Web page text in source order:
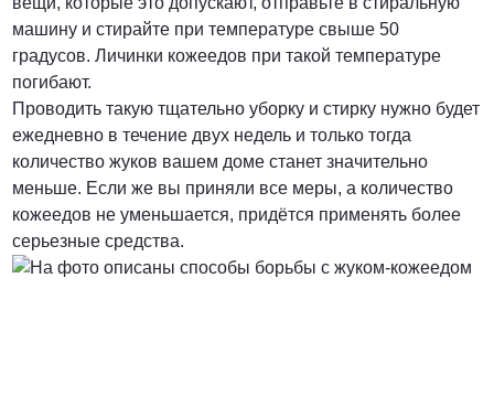
машину и стирайте при температуре свыше 50
градусов. Личинки кожеедов при такой температуре
погибают.
Проводить такую тщательно уборку и стирку нужно будет
ежедневно в течение двух недель и только тогда
количество жуков вашем доме станет значительно
меньше. Если же вы приняли все меры, а количество
кожеедов не уменьшается, придётся применять более
серьезные средства.